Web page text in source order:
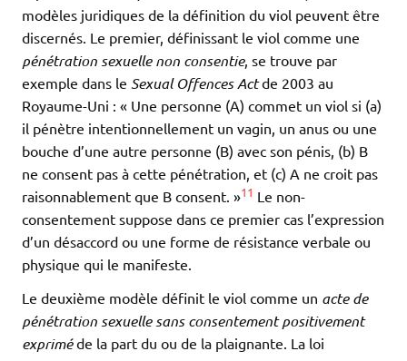
modèles juridiques de la définition du viol peuvent être
discernés. Le premier, définissant le viol comme une
pénétration sexuelle non consentie, se trouve par
exemple dans le Sexual Offences Actde 2003 au
Royaume-Uni : « Une personne (A) commet un viol si (a)
il pénètre intentionnellement un vagin, un anus ou une
bouche d’une autre personne (B) avec son pénis, (b) B
ne consent pas à cette pénétration, et (c) A ne croit pas
raisonnablement que B consent. »11 Le non-
consentement suppose dans ce premier cas l’expression
d’un désaccord ou une forme de résistance verbale ou
physique qui le manifeste.
Le deuxième modèle définit le viol comme un acte de
pénétration sexuelle sans consentement positivement
expriméde la part du ou de la plaignante. La loi